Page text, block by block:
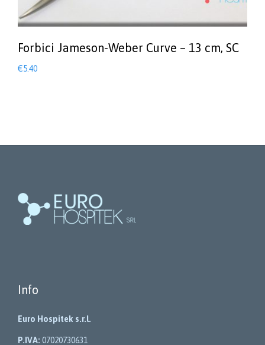
Forbici Jameson-Weber Curve – 13 cm, SC
€5.40
Info
Euro Hospitek s.r.l.
P.IVA: 07020730631